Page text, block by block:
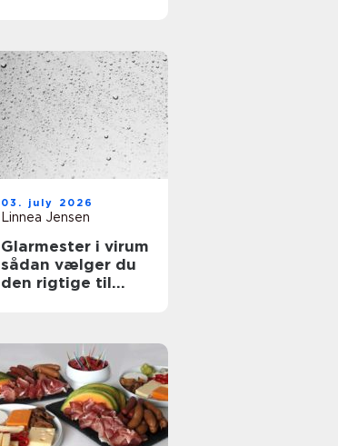
03. july 2026
Linnea Jensen
Glarmester i virum
sådan vælger du
den rigtige til